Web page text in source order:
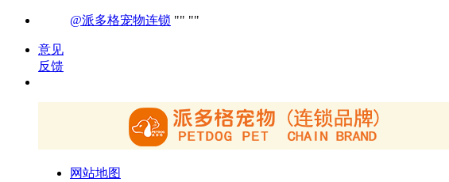
@派多格宠物连锁
意见
反馈
网站地图